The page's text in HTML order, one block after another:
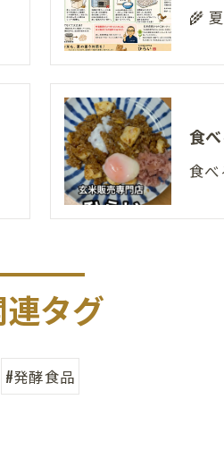
🌾
食
食べ
タグ
#発酵食品